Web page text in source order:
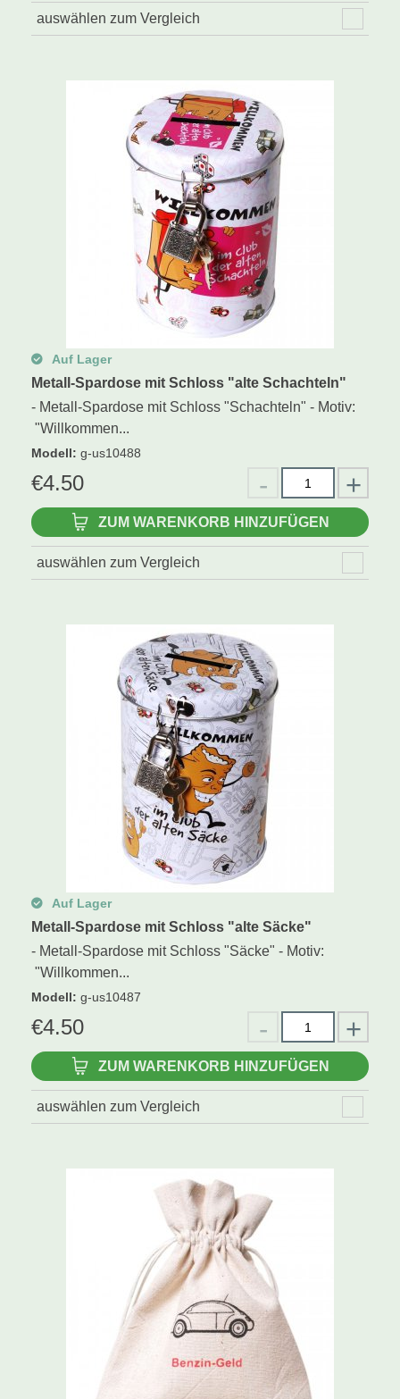
auswählen zum Vergleich
Auf Lager
Metall-Spardose mit Schloss "alte Schachteln"
- Metall-Spardose mit Schloss "Schachteln" - Motiv:
"Willkommen...
Modell: g-us10488
€4.50
ZUM WARENKORB HINZUFÜGEN
auswählen zum Vergleich
Auf Lager
Metall-Spardose mit Schloss "alte Säcke"
- Metall-Spardose mit Schloss "Säcke" - Motiv:
"Willkommen...
Modell: g-us10487
€4.50
ZUM WARENKORB HINZUFÜGEN
auswählen zum Vergleich